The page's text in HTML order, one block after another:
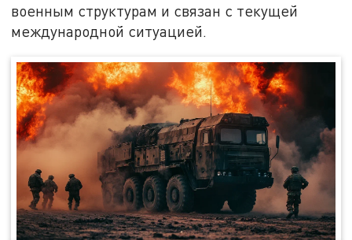
военным структурам и связан с текущей
международной ситуацией.